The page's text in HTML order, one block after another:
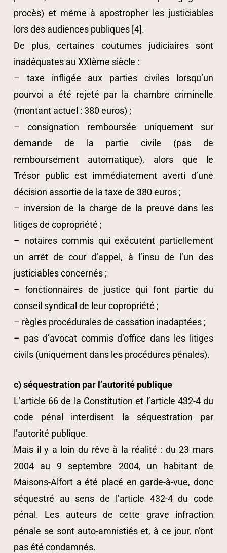
procès) et même à apostropher les justiciables
lors des audiences publiques [4].
De plus, certaines coutumes judiciaires sont
inadéquates au XXIème siècle :
– taxe infligée aux parties civiles lorsqu’un
pourvoi a été rejeté par la chambre criminelle
(montant actuel : 380 euros) ;
– consignation remboursée uniquement sur
demande de la partie civile (pas de
remboursement automatique), alors que le
Trésor public est immédiatement averti d’une
décision assortie de la taxe de 380 euros ;
– inversion de la charge de la preuve dans les
litiges de copropriété ;
– notaires commis qui exécutent partiellement
un arrêt de cour d’appel, à l’insu de l’un des
justiciables concernés ;
– fonctionnaires de justice qui font partie du
conseil syndical de leur copropriété ;
– règles procédurales de cassation inadaptées ;
– pas d’avocat commis d’office dans les litiges
civils (uniquement dans les procédures pénales).
c) séquestration par l’autorité publique
L’article 66 de la Constitution et l’article 432-4 du
code pénal interdisent la séquestration par
l’autorité publique.
Mais il y a loin du rêve à la réalité : du 23 mars
2004 au 9 septembre 2004, un habitant de
Maisons-Alfort a été placé en garde-à-vue, donc
séquestré au sens de l’article 432-4 du code
pénal. Les auteurs de cette grave infraction
pénale se sont auto-amnistiés et, à ce jour, n’ont
pas été condamnés.